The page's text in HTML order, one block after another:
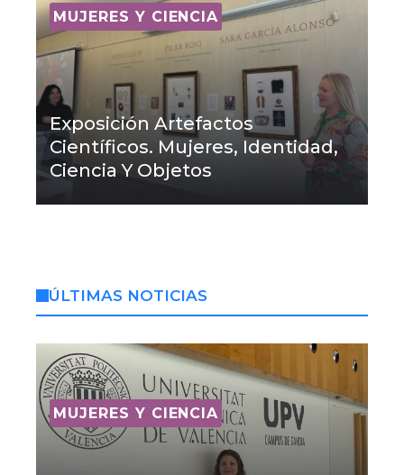
MUJERES Y CIENCIA
Exposición Artefactos
Científicos. Mujeres, Identidad,
Ciencia Y Objetos
ÚLTIMAS NOTICIAS
MUJERES Y CIENCIA